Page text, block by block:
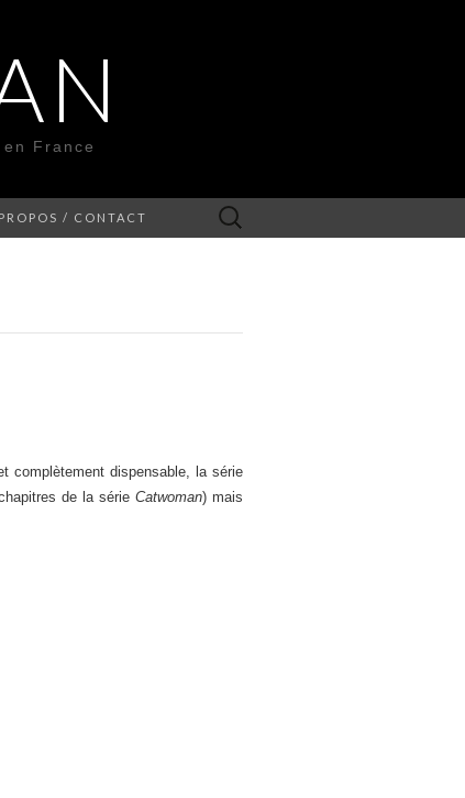
France
/ CONTACT Rechercher :
complètement dispensable, la série
de la série Catwoman) mais